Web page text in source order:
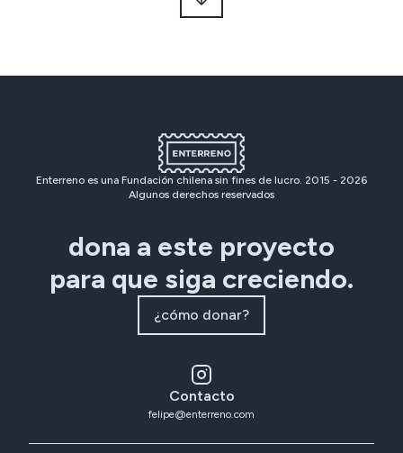
Enterreno es una Fundación chilena sin fines de lucro. 2015 - 2026
Algunos derechos reservados
dona a este proyecto
para que siga creciendo.
¿cómo donar?
Contacto
felipe@enterreno.com